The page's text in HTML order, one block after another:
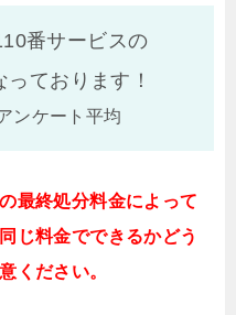
番サービスの
っております！
ンケート平均
最終処分料金によって
じ料金でできるかどう
ください。